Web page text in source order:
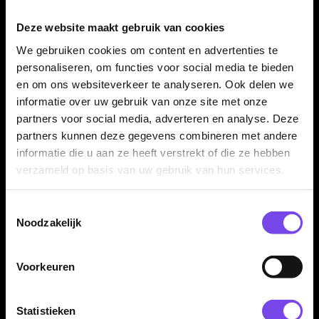
Deze website maakt gebruik van cookies
We gebruiken cookies om content en advertenties te
personaliseren, om functies voor social media te bieden
en om ons websiteverkeer te analyseren. Ook delen we
informatie over uw gebruik van onze site met onze
partners voor social media, adverteren en analyse. Deze
partners kunnen deze gegevens combineren met andere
informatie die u aan ze heeft verstrekt of die ze hebben
verzameld op basis van uw gebruik van hun services.
Noodzakelijk
Voorkeuren
Statistieken
Originele Bull's Mercurius Ava steeltip dartpijlen
✓ Gemaakt van 90% tungsten
✓ Verkrijgbaar in 15, 17 en 19 gram
✓ Rechte en dunne barrelvorm
Ringed grip met verticale groeven
✓
✓
Barrel lengte: 53.00 mm
Barrel dikte: 5.93 mm
✓ Geleverd als complete set van 3 dartpijlen
Producttype: